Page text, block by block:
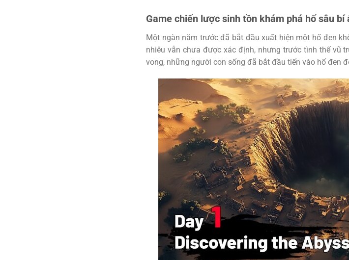
Game chiến lược sinh tồn khám phá hố sâu bí
Một ngàn năm trước đã bắt đầu xuất hiện một hố đen
nhiêu vẫn chưa được xác định, nhưng trước tình thế vũ
vong, những người con sống đã bắt đầu tiến vào hố đen